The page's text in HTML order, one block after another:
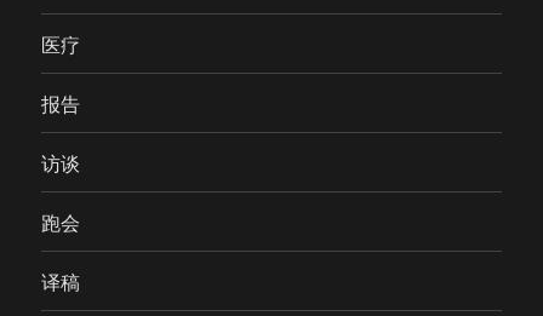
医疗
报告
访谈
跑会
译稿